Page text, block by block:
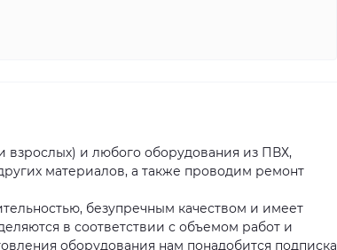
взрослых) и любого оборудования из ПВХ,
материалов, а также проводим ремонт
безупречным качеством и имеет
в соответствии с объемом работ и
оборудования нам понадобится подписка